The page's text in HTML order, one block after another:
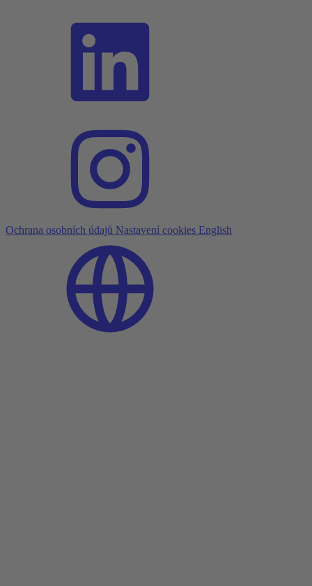
Ochrana osobních údajů Nastavení cookies English